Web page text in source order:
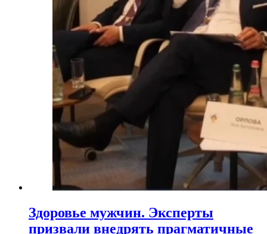
Здоровье мужчин. Эксперты
призвали внедрять прагматичные